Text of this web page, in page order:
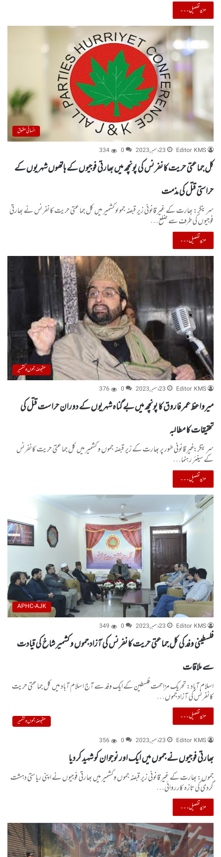
مزید تفصیل۔۔۔
انسانی حقوق
Editor KMS
23 دسمبر, 2023 0
334
کل جماعتی حریت کانفرنس کی پونچھ میں بھارتی فوجیوں کے ہاتھوں شہریوں کے
حراستی قتل کی مذمت
سرینگر: بھارت کے غیر قانونی زیر قبضہ جموںوکشمیر میں کل جماعتی حریت کانفرنس نے بھارتی
فوجیوں کی طرف سے ضلع…
مزید تفصیل۔۔۔
مقبوضہ جموں و کشمیر
Editor KMS
23 دسمبر, 2023 0
376
میرواعظ عمر فاروق کا پونچھ میں بے گناہ شہریوں کے دوران حراست قتل کی
تحقیقات کا مطالبہ
سرینگر: غیر قانونی طور پر بھارت کے زیر قبضہ جموں و کشمیر میں کل جماعتی حریت کانفرنس
کے سینئر رہنما…
مزید تفصیل۔۔۔
APHC-AJK
Editor KMS
23 دسمبر, 2023 0
349
فلسطینی وفد کی کل جماعتی حریت کانفرنس کی آزاد جموں و کشمیر شاخ کی قیادت
سے ملاقات
اسلام آباد: تحریک مزاحمت فلسطین کے ایک وفد سے آج اسلام آباد میں کل جماعتی حریت
کانفرنس کی آزاد جموں…
مزید تفصیل۔۔۔
مقبوضہ جموں و کشمیر
Editor KMS
23 دسمبر, 2023 0
356
بھارتی فوجیوں نے جموں میں ایک اور نوجوان کو شہید کر دیا
جموں: بھارت کے غیر قانونی زیر قبضہ جموں وکشمیر میں بھارتی فوجیوں نے اپنی ریاستی دہشت
گردی کی تازہ کارروائی…
مزید تفصیل۔۔۔